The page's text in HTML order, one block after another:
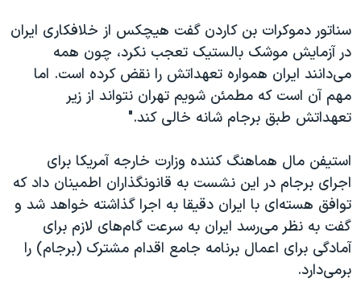
سفر پرزیدنت ترامپ به چین
سناتور دموکرات بن کاردن گفت هیچکس از خلافکاری ایران
در آزمایش موشک بالستیک تعجب نکرد، چون همه
می‌دانند ایران همواره تعهداتش را نقض کرده است. اما
مهم آن است که مطمئن شویم تهران نتواند از زیر
تعهداتش طبق برجام شانه خالی کند."
استیفن مال هماهنگ کننده وزارت خارجه آمریکا برای
اجرای برجام در این نشست به قانونگذاران اطمینان داد که
توافق هسته‌ای با ایران دقیقا به اجرا گذاشته خواهد شد و
گفت به نظر می‌رسد ایران به سرعت گام‌های لازم برای
آمادگی برای اعمال برنامه جامع اقدام مشترک (برجام) را
برمی‌دارد.